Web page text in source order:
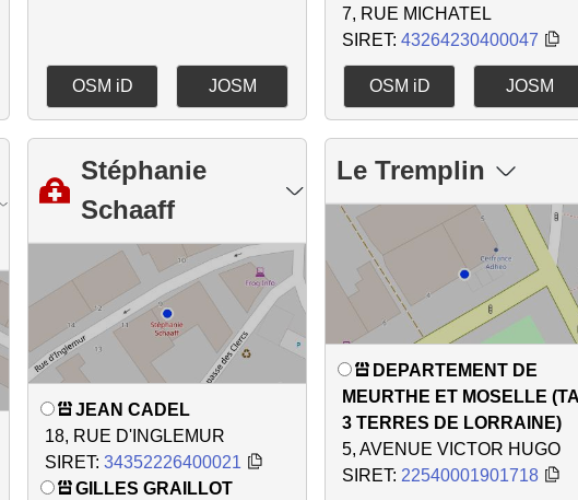
OSM iD JOSM
7, RUE MICHATEL
SIRET: 43264230400047
OSM iD JOSM
Stéphanie
Schaaff
JEAN CADEL
18, RUE D'INGLEMUR
SIRET: 34352226400021
GILLES GRAILLOT
Le Tremplin
DEPARTEMENT DE
MEURTHE ET MOSELLE
3 TERRES DE LORRAINE)
5, AVENUE VICTOR HUGO
SIRET: 22540001901718